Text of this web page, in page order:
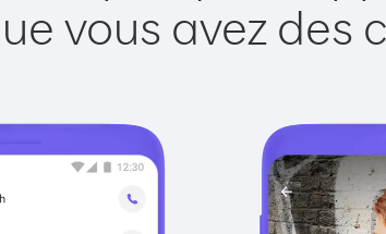
vous avez des